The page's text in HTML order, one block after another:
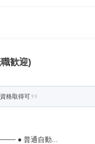
歓迎)
格取得可
● 普通自動...